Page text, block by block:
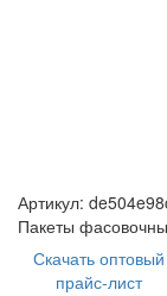
Артикул:
Пакеты
Скачать оптовый
прайс-лист